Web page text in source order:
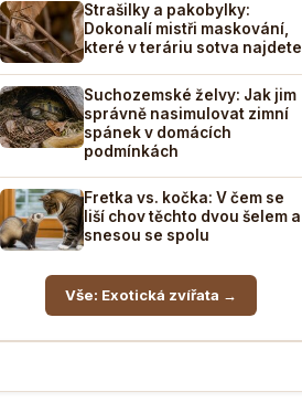
Strašilky a pakobylky:
Dokonalí mistři maskování,
které v teráriu sotva najdete
Suchozemské želvy: Jak jim
správně nasimulovat zimní
spánek v domácích
podmínkách
Fretka vs. kočka: V čem se
liší chov těchto dvou šelem a
snesou se spolu
Vše: Exotická zvířata →